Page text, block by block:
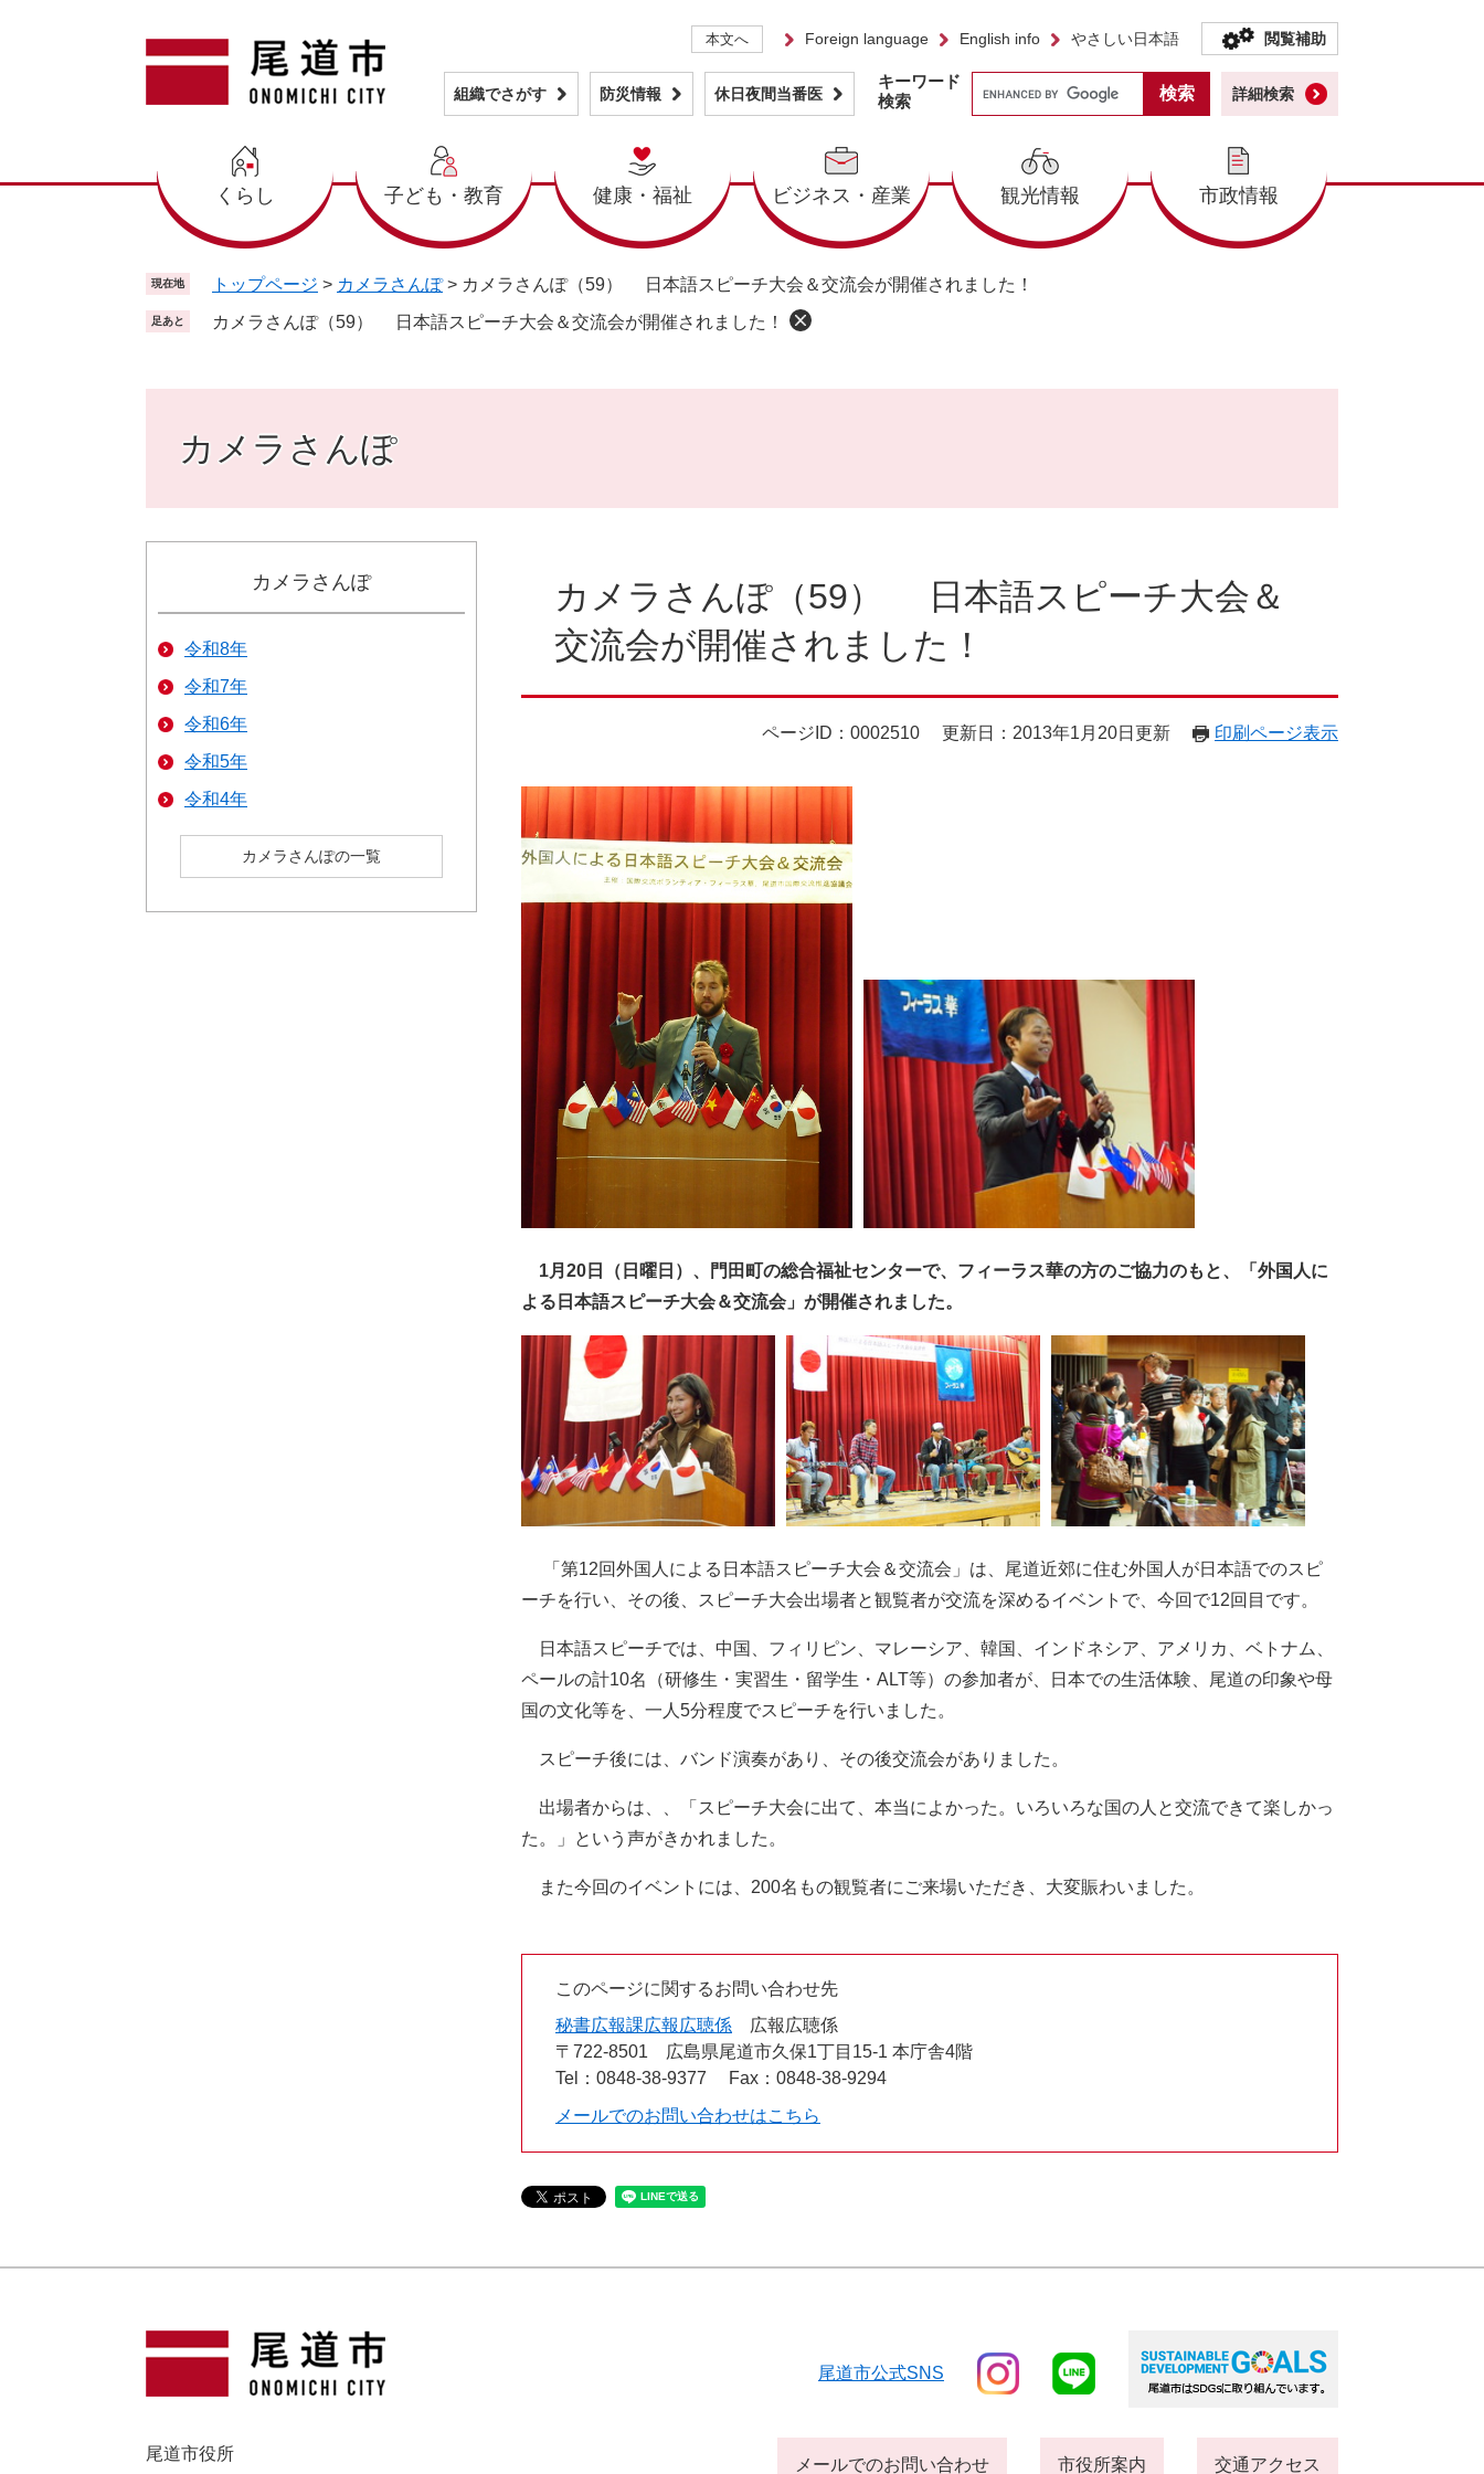
本文へ Foreign language English info やさしい日本語 閲覧補助
組織でさがす 防災情報 休日夜間当番医
くらし 子ども・教育 健康・福祉 ビジネス・産業 観光情報 市政情報
キーワード
検索
詳細検索
現在地 トップページ > カメラさんぽ > カメラさんぽ（59） 日本語スピーチ大会＆交流会が開催されました！
足あと カメラさんぽ（59） 日本語スピーチ大会＆交流会が開催されました！
カメラさんぽ
カメラさんぽ（59） 日本語スピーチ大会＆
交流会が開催されました！
ページID：0002510 更新日：2013年1月20日更新 印刷ページ表示
1月20日（日曜日）、門田町の総合福祉センターで、フィーラス華の方のご協力のもと、「外国人に
よる日本語スピーチ大会＆交流会」が開催されました。
「第12回外国人による日本語スピーチ大会＆交流会」は、尾道近郊に住む外国人が日本語でのスピ
ーチを行い、その後、スピーチ大会出場者と観覧者が交流を深めるイベントで、今回で12回目です。
日本語スピーチでは、中国、フィリピン、マレーシア、韓国、インドネシア、アメリカ、ベトナム、
ペールの計10名（研修生・実習生・留学生・ALT等）の参加者が、日本での生活体験、尾道の印象や母
国の文化等を、一人5分程度でスピーチを行いました。
スピーチ後には、バンド演奏があり、その後交流会がありました。
出場者からは、、「スピーチ大会に出て、本当によかった。いろいろな国の人と交流できて楽しかっ
た。」という声がきかれました。
また今回のイベントには、200名もの観覧者にご来場いただき、大変賑わいました。
このページに関するお問い合わせ先
秘書広報課広報広聴係
広報広聴係
〒722-8501
広島県尾道市久保1丁目15-1 本庁舎4階
Tel：0848-38-9377
Fax：0848-38-9294
メールでのお問い合わせはこちら
カメラさんぽ
令和8年
令和7年
令和6年
令和5年
令和4年
カメラさんぽの一覧
尾道市役所
尾道市公式SNS
メールでのお問い合わせ 市役所案内 交通アクセス